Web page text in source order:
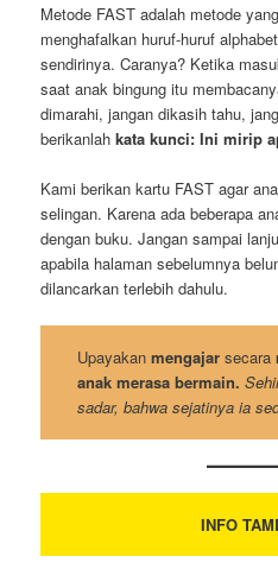
Metode FAST adalah metode
menghafalkan huruf-huruf
sendirinya. Caranya? Ketika
saat anak bingung itu
dimarahi, jangan dikasih tahu,
berikanlahkata kunci: Ini mirip
Kami berikan kartu FAST agar
selingan. Karena ada beberapa
dengan buku. Jangan sampai
apabila halaman sebelumnya
dilancarkan terlebih dahulu.
Upayakanmengajarsecara
anak merasa bermain.
sadar, bahwa sejatinya ia
INFO